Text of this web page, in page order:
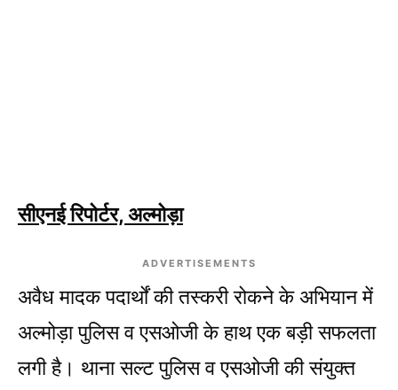
सीएनई रिपोर्टर, अल्मोड़ा
ADVERTISEMENTS
अवैध मादक पदार्थों की तस्करी रोकने के अभियान में
अल्मोड़ा पुलिस व एसओजी के हाथ एक बड़ी सफलता
लगी है। थाना सल्ट पुलिस व एसओजी की संयुक्त